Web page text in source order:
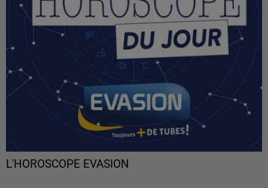
L'HOROSCOPE EVASION